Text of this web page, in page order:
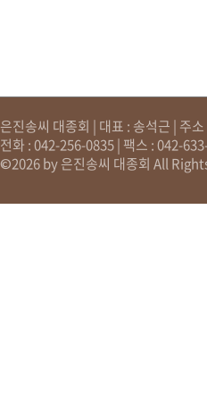
은진송씨 대종회 | 대표 : 송석근 | 주
전화 : 042-256-0835 | 팩스 : 042-
©2026 by 은진송씨 대종회 All